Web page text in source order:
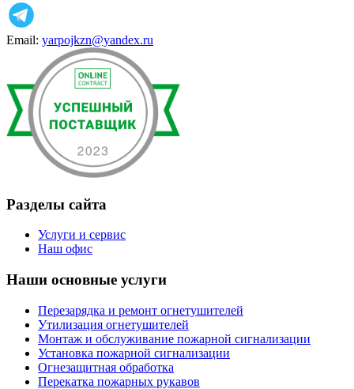
Email: yarpojkzn@yandex.ru
Разделы сайта
Услуги и сервис
Наш офис
Наши основные услуги
Перезарядка и ремонт огнетушителей
Утилизация огнетушителей
Монтаж и обслуживание пожарной сигнализации
Установка пожарной сигнализации
Огнезащитная обработка
Перекатка пожарных рукавов